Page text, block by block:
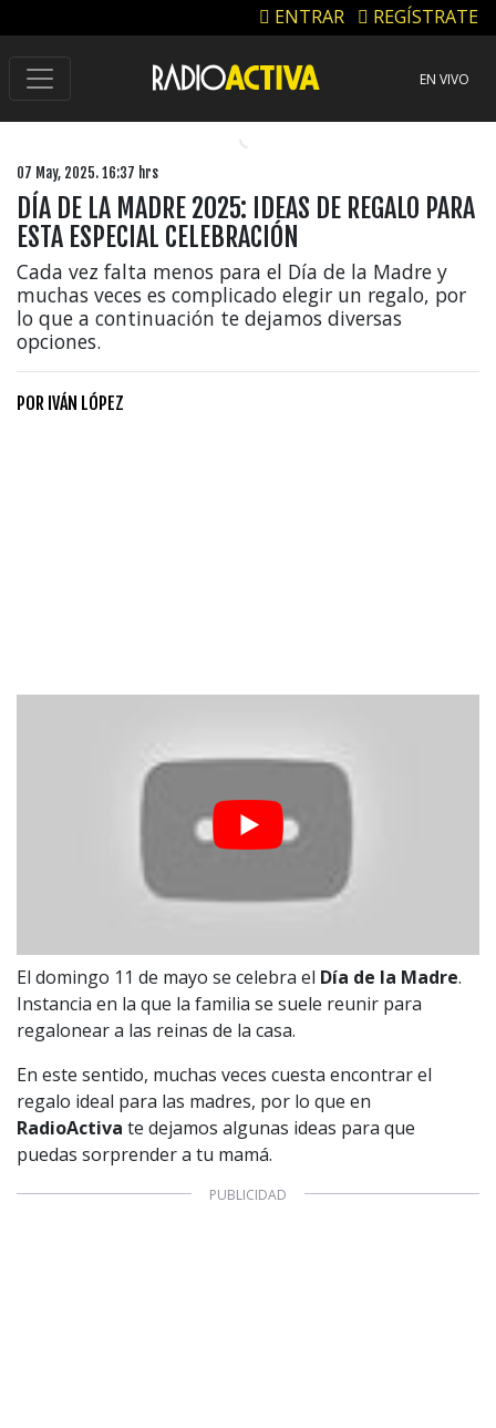
ENTRAR REGÍSTRATE
EN VIVO
07 May, 2025. 16:37 hrs
DÍA DE LA MADRE 2025: IDEAS DE REGALO PARA
ESTA ESPECIAL CELEBRACIÓN
Cada vez falta menos para el Día de la Madre y
muchas veces es complicado elegir un regalo, por
lo que a continuación te dejamos diversas
opciones.
POR IVÁN LÓPEZ
El domingo 11 de mayo se celebra el Día de la Madre.
Instancia en la que la familia se suele reunir para
regalonear a las reinas de la casa.
En este sentido, muchas veces cuesta encontrar el
regalo ideal para las madres, por lo que en
RadioActiva te dejamos algunas ideas para que
puedas sorprender a tu mamá.